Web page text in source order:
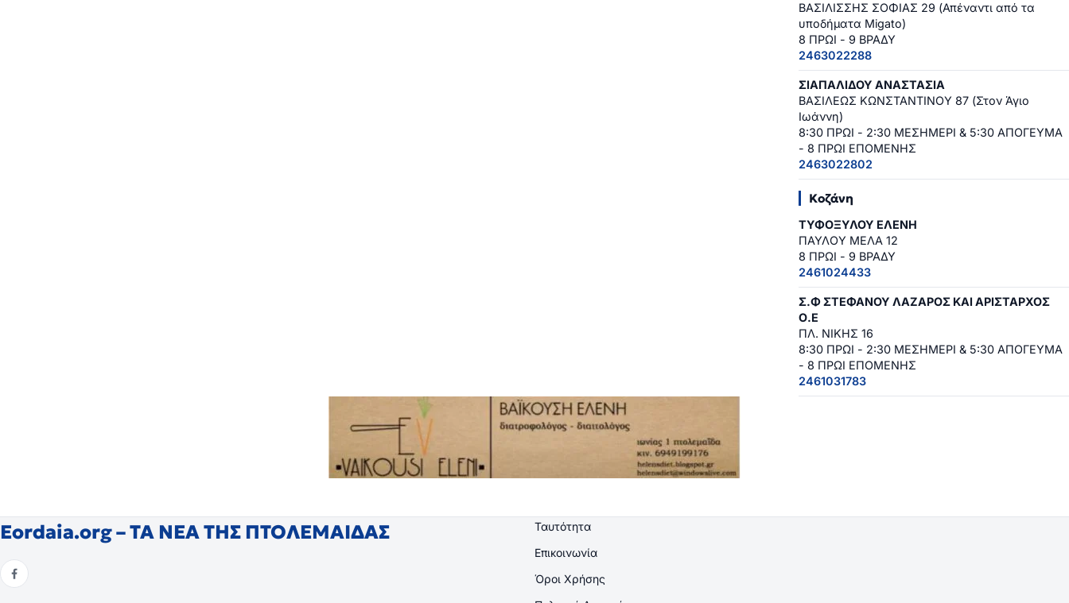
ΒΑΣΙΛΙΣΣΗΣ ΣΟΦΙΑΣ 29 (Απέναντι από τα
υποδήματα Migato)
8 ΠΡΩΙ - 9 ΒΡΑΔΥ
2463022288
ΣΙΑΠΑΛΙΔΟΥ ΑΝΑΣΤΑΣΙΑ
ΒΑΣΙΛΕΩΣ ΚΩΝΣΤΑΝΤΙΝΟΥ 87 (Στον Άγιο
Ιωάννη)
8:30 ΠΡΩΙ - 2:30 ΜΕΣΗΜΕΡΙ & 5:30 ΑΠΟΓΕΥΜΑ
- 8 ΠΡΩΙ ΕΠΟΜΕΝΗΣ
2463022802
Κοζάνη
ΤΥΦΟΞΥΛΟΥ ΕΛΕΝΗ
ΠΑΥΛΟΥ ΜΕΛΑ 12
8 ΠΡΩΙ - 9 ΒΡΑΔΥ
2461024433
Σ.Φ ΣΤΕΦΑΝΟΥ ΛΑΖΑΡΟΣ ΚΑΙ ΑΡΙΣΤΑΡΧΟΣ
Ο.Ε
ΠΛ. ΝΙΚΗΣ 16
8:30 ΠΡΩΙ - 2:30 ΜΕΣΗΜΕΡΙ & 5:30 ΑΠΟΓΕΥΜΑ
- 8 ΠΡΩΙ ΕΠΟΜΕΝΗΣ
2461031783
Eordaia.org – ΤΑ ΝΕΑ ΤΗΣ ΠΤΟΛΕΜΑΙΔΑΣ
Ταυτότητα
Επικοινωνία
Όροι Χρήσης